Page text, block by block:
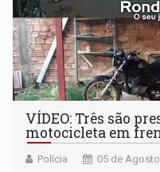
VÍDEO: Três são
motocicleta em
Polícia 05 de